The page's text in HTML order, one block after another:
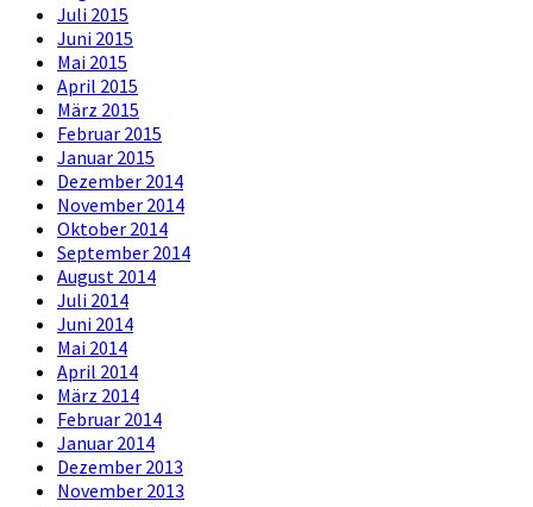
Juli 2015
Juni 2015
Mai 2015
April 2015
März 2015
Februar 2015
Januar 2015
Dezember 2014
November 2014
Oktober 2014
September 2014
August 2014
Juli 2014
Juni 2014
Mai 2014
April 2014
März 2014
Februar 2014
Januar 2014
Dezember 2013
November 2013